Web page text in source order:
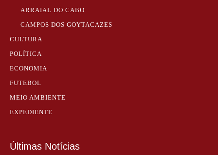
ARRAIAL DO CABO
CAMPOS DOS GOYTACAZES
CULTURA
POLÍTICA
ECONOMIA
FUTEBOL
MEIO AMBIENTE
EXPEDIENTE
Últimas Notícias